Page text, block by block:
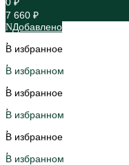
7 660 ₽
Добавлено
В избранное
В избранном
В избранное
В избранном
В избранное
В избранном